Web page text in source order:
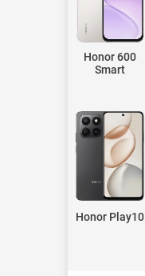
Honor 600
Smart
Honor Play10